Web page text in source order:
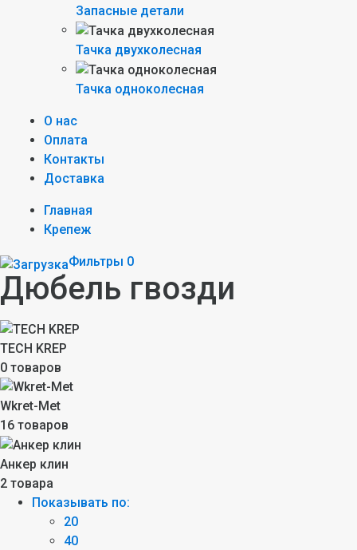
Запасные детали
Тачка двухколесная
Тачка одноколесная
О нас
Оплата
Контакты
Доставка
Главная
Крепеж
Фильтры 0
Дюбель гвозди
TECH KREP
0 товаров
Wkret-Met
16 товаров
Анкер клин
2 товара
Показывать по:
20
40